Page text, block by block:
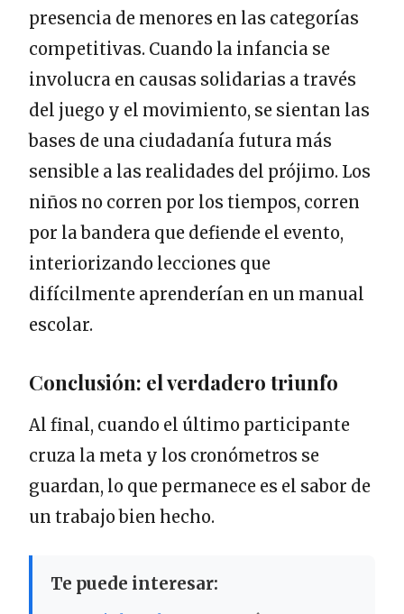
presencia de menores en las categorías
competitivas. Cuando la infancia se
involucra en causas solidarias a través
del juego y el movimiento, se sientan las
bases de una ciudadanía futura más
sensible a las realidades del prójimo. Los
niños no corren por los tiempos, corren
por la bandera que defiende el evento,
interiorizando lecciones que
difícilmente aprenderían en un manual
escolar.
Conclusión: el verdadero triunfo
Al final, cuando el último participante
cruza la meta y los cronómetros se
guardan, lo que permanece es el sabor de
un trabajo bien hecho.
Te puede interesar: